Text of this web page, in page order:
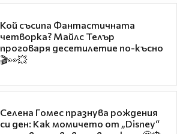
Кой съсипа Фантастичната
четворка? Майлс Телър
проговаря десетилетие по-късно
🎬👀💥
Селена Гомес празнува рождения
си ден: Как момичето от „Disney“